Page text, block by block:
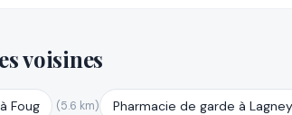
voisines
Foug (5.6 km) Pharmacie de garde à Lagney